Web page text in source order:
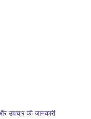
उपचार की जानकारी